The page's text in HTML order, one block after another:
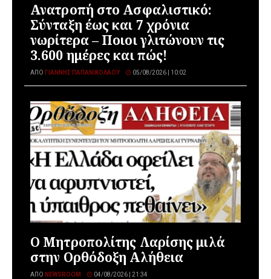
Ανατροπή στο Ασφαλιστικό:
Σύνταξη έως και 7 χρόνια
νωρίτερα – Ποιοι γλιτώνουν τις
3.600 ημέρες και πώς!
ΑΠΌ ΓΙΆΝΝΗΣ ΠΑΠΑΝΙΚΟΛΆΟΥ 05/08/2026 | 10:02
Ο Μητροπολίτης Λαρίσης μιλά
στην Ορθόδοξη Αλήθεια
ΑΠΌ NEWSROOM 04/08/2026 | 21:34